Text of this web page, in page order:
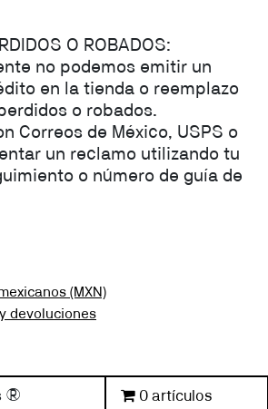
O ROBADOS:
no podemos emitir un
en la tienda o reemplazo
o robados.
Correos de México, USPS o
un reclamo utilizando tu
o número de guía de
(MXN)
devoluciones
® 0 artículos